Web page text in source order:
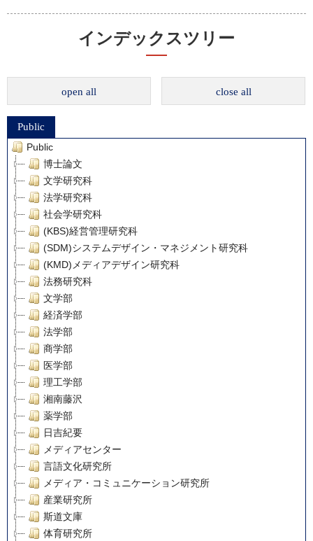
インデックスツリー
open all close all
Public
Public
博士論文
文学研究科
法学研究科
社会学研究科
(KBS)経営管理研究科
(SDM)システムデザイン・マネジメント研究科
(KMD)メディアデザイン研究科
法務研究科
文学部
経済学部
法学部
商学部
医学部
理工学部
湘南藤沢
薬学部
日吉紀要
メディアセンター
言語文化研究所
メディア・コミュニケーション研究所
産業研究所
斯道文庫
体育研究所